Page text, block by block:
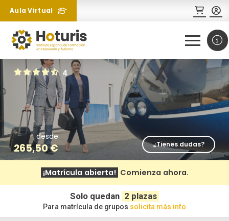
Aula Virtual
4
desde
265,50€ ¿Tienes dudas?
¡Matrícula abierta! Comienza ahora.
Solo quedan 2 plazas
Para matrícula de grupos solicita más info
¿Necesitas más información
sobre un curso?